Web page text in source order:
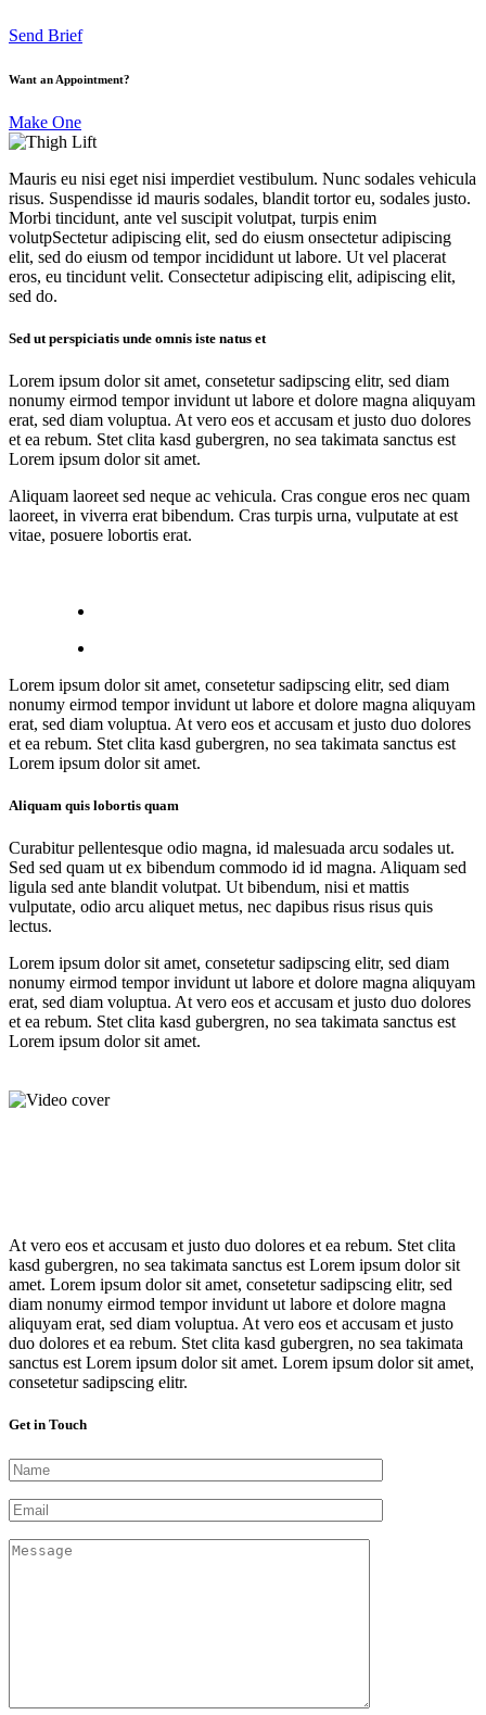
Send Brief
Want an Appointment?
Make One
Mauris eu nisi eget nisi imperdiet vestibulum. Nunc sodales vehicula
risus. Suspendisse id mauris sodales, blandit tortor eu, sodales justo.
Morbi tincidunt, ante vel suscipit volutpat, turpis enim
volutpSectetur adipiscing elit, sed do eiusm onsectetur adipiscing
elit, sed do eiusm od tempor incididunt ut labore. Ut vel placerat
eros, eu tincidunt velit. Consectetur adipiscing elit, adipiscing elit,
sed do.
Sed ut perspiciatis unde omnis iste natus et
Lorem ipsum dolor sit amet, consetetur sadipscing elitr, sed diam
nonumy eirmod tempor invidunt ut labore et dolore magna aliquyam
erat, sed diam voluptua. At vero eos et accusam et justo duo dolores
et ea rebum. Stet clita kasd gubergren, no sea takimata sanctus est
Lorem ipsum dolor sit amet.
Aliquam laoreet sed neque ac vehicula. Cras congue eros nec quam
laoreet, in viverra erat bibendum. Cras turpis urna, vulputate at est
vitae, posuere lobortis erat.
Lorem ipsum dolor sit amet, consetetur sadipscing elitr, sed diam
nonumy eirmod tempor invidunt ut labore et dolore magna aliquyam
erat, sed diam voluptua. At vero eos et accusam et justo duo dolores
et ea rebum. Stet clita kasd gubergren, no sea takimata sanctus est
Lorem ipsum dolor sit amet.
Aliquam quis lobortis quam
Curabitur pellentesque odio magna, id malesuada arcu sodales ut.
Sed sed quam ut ex bibendum commodo id id magna. Aliquam sed
ligula sed ante blandit volutpat. Ut bibendum, nisi et mattis
vulputate, odio arcu aliquet metus, nec dapibus risus risus quis
lectus.
Lorem ipsum dolor sit amet, consetetur sadipscing elitr, sed diam
nonumy eirmod tempor invidunt ut labore et dolore magna aliquyam
erat, sed diam voluptua. At vero eos et accusam et justo duo dolores
et ea rebum. Stet clita kasd gubergren, no sea takimata sanctus est
Lorem ipsum dolor sit amet.
At vero eos et accusam et justo duo dolores et ea rebum. Stet clita
kasd gubergren, no sea takimata sanctus est Lorem ipsum dolor sit
amet. Lorem ipsum dolor sit amet, consetetur sadipscing elitr, sed
diam nonumy eirmod tempor invidunt ut labore et dolore magna
aliquyam erat, sed diam voluptua. At vero eos et accusam et justo
duo dolores et ea rebum. Stet clita kasd gubergren, no sea takimata
sanctus est Lorem ipsum dolor sit amet. Lorem ipsum dolor sit amet,
consetetur sadipscing elitr.
Get in Touch